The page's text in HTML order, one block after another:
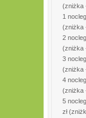
(zniżka
1
(zniżka
2
(zniżka
3
(zniżka
4
(zniżka
5
zł